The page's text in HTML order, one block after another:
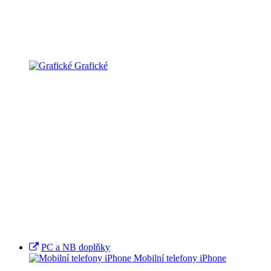
Grafické
PC a NB doplňky
Mobilní telefony iPhone